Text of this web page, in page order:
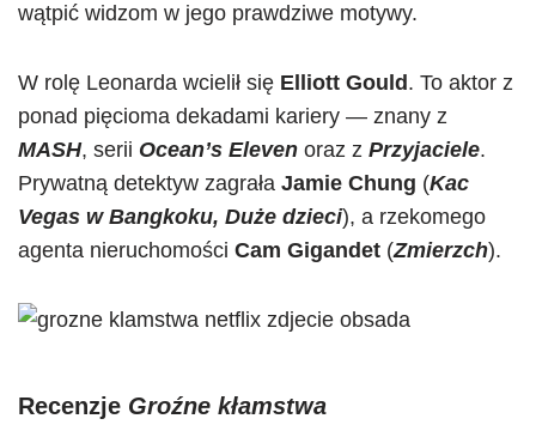
wątpić widzom w jego prawdziwe motywy.
W rolę Leonarda wcielił się Elliott Gould . To aktor z
ponad pięcioma dekadami kariery — znany z
MASH, serii Ocean’s Eleven oraz z Przyjaciele.
Prywatną detektyw zagrała Jamie Chung (Kac
Vegas w Bangkoku, Duże dzieci), a rzekomego
agenta nieruchomości Cam Gigandet (Zmierzch).
Recenzje Groźne kłamstwa